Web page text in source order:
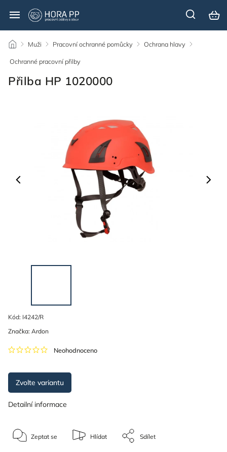
/ Muži / Pracovní ochranné pomůcky / Ochrana hlavy /
Ochranné pracovní přilby
Přilba HP 1020000
Kód: I4242/R
Neohodnoceno
Značka: Ardon
Zvolte variantu
Detailní informace
Zeptat se Hlídat Sdílet